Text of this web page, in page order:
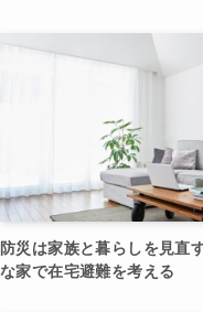
防災は家族と暮らしを見直
な家で在宅避難を考える